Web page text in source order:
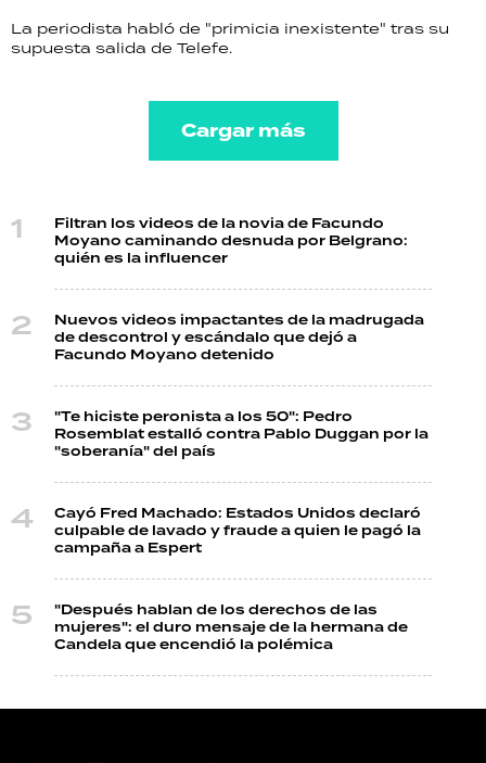
La periodista habló de "primicia inexistente" tras su
supuesta salida de Telefe.
Cargar más
Filtran los videos de la novia de Facundo
Moyano caminando desnuda por Belgrano:
quién es la influencer
Nuevos videos impactantes de la madrugada
de descontrol y escándalo que dejó a
Facundo Moyano detenido
"Te hiciste peronista a los 50": Pedro
Rosemblat estalló contra Pablo Duggan por la
"soberanía" del país
Cayó Fred Machado: Estados Unidos declaró
culpable de lavado y fraude a quien le pagó la
campaña a Espert
"Después hablan de los derechos de las
mujeres": el duro mensaje de la hermana de
Candela que encendió la polémica